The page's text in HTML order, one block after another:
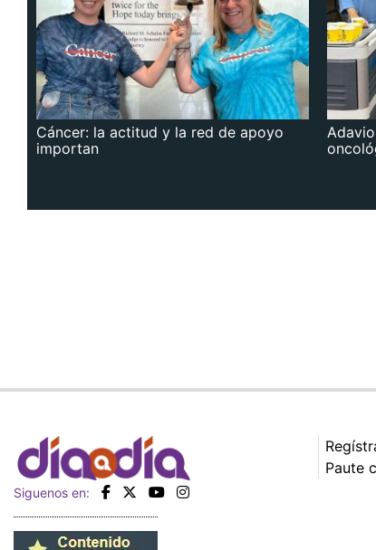
Cáncer: la actitud y la red de apoyo
importan
Siguenos en:
Paute